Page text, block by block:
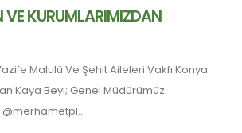
KURUMLARIMIZDAN
Malulü Ve Şehit Aileleri Vakfı Konya
Kaya Beyi; Genel Müdürümüz